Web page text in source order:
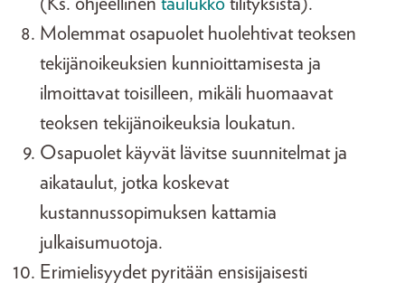
Molemmat osapuolet huolehtivat teoksen
tekijänoikeuksien kunnioittamisesta ja
ilmoittavat toisilleen, mikäli huomaavat
teoksen tekijänoikeuksia loukatun.
Osapuolet käyvät lävitse suunnitelmat ja
aikataulut, jotka koskevat
kustannussopimuksen kattamia
julkaisumuotoja.
Erimielisyydet pyritään ensisijaisesti